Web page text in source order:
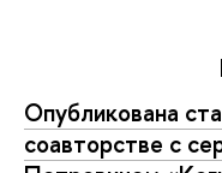
Опубликована
соавторстве с